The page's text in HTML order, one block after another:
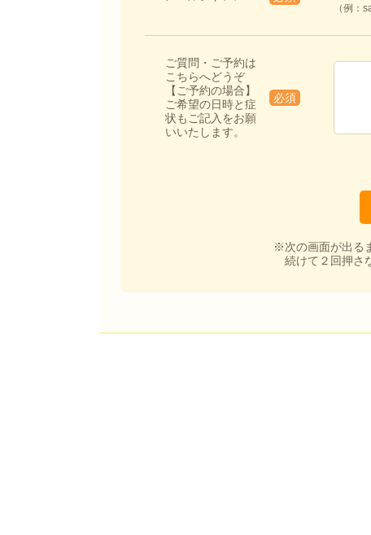
（例：
ご質問・ご予約は
こちらへどうぞ
【ご予約の場合】
ご希望の日時と症
状もご記入をお願
いいたします。
必須
※次の画面が出る
続けて２回押さ